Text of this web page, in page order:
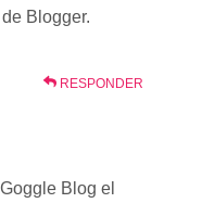
Blogger.
RESPONDER
Blog el